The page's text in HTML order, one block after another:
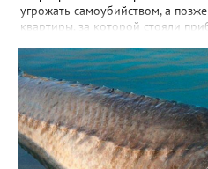
угрожать самоубийством, а
квартиры, за которой стояли
квартиры и подвала дома. В
силовики договорились с
сдался сам. Как рассказал
ситуацией, на заседании суда
провести дополнительную
психолого- психиатрической
До проведения проверки